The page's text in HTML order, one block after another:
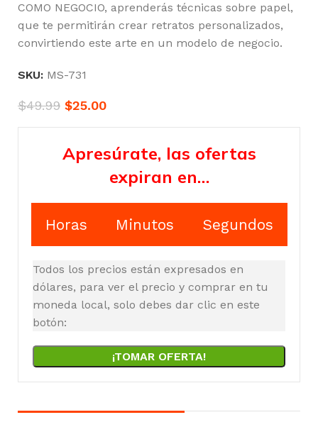
COMO NEGOCIO, aprenderás técnicas sobre papel,
que te permitirán crear retratos personalizados,
convirtiendo este arte en un modelo de negocio.
SKU: MS-731
$49.99 $25.00
Apresúrate, las ofertas
expiran en…
Horas Minutos Segundos
Todos los precios están expresados en
dólares, para ver el precio y comprar en tu
moneda local, solo debes dar clic en este
botón:
¡TOMAR OFERTA!